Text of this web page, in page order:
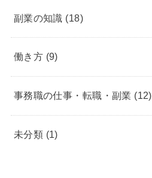
副業の知識 (18)
働き方 (9)
事務職の仕事・転職・副業 (12)
未分類 (1)